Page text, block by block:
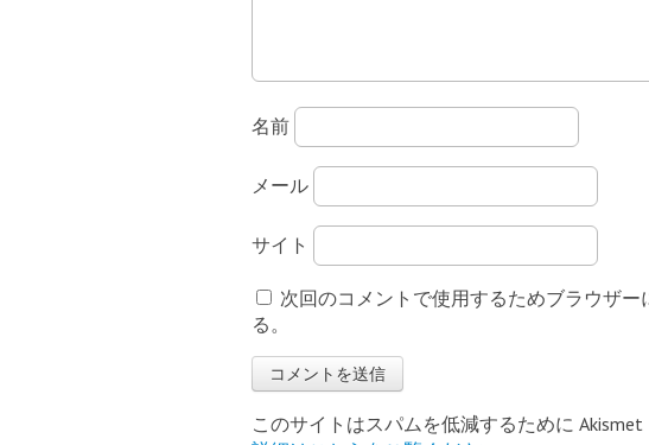
名前
メール
サイト
次回のコメントで使用するためブラウザ
る。
このサイトはスパムを低減するために Akismet